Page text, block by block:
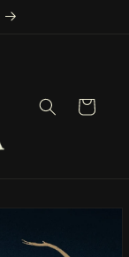
Cart